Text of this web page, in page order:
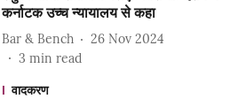
कर्नाटक उच्च न्यायालय से कहा
Bar & Bench
26 Nov 2024
3 min read
वादकरण